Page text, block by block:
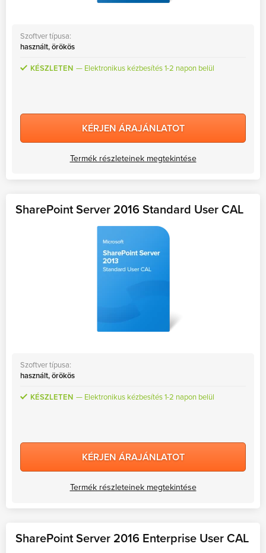
Szoftver típusa:
használt, örökös
KÉSZLETEN Elektronikus kézbesítés 1-2 napon belül
KÉRJEN ÁRAJÁNLATOT
Termék részleteinek megtekintése
SharePoint Server 2016 Standard User CAL
Szoftver típusa:
használt, örökös
KÉSZLETEN Elektronikus kézbesítés 1-2 napon belül
KÉRJEN ÁRAJÁNLATOT
Termék részleteinek megtekintése
SharePoint Server 2016 Enterprise User CAL